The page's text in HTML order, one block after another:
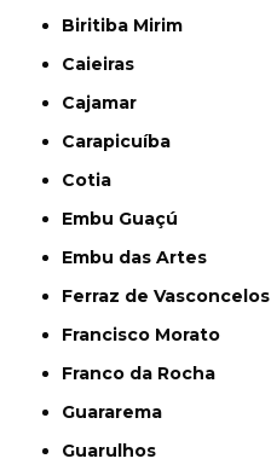
Biritiba Mirim
Caieiras
Cajamar
Carapicuíba
Cotia
Embu Guaçú
Embu das Artes
Ferraz de Vasconcelos
Francisco Morato
Franco da Rocha
Guararema
Guarulhos